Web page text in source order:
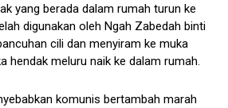
yang berada dalam rumah turun ke
digunakan oleh Ngah Zabedah binti
cili dan menyiram ke muka
hendak meluru naik ke dalam rumah.
komunis bertambah marah